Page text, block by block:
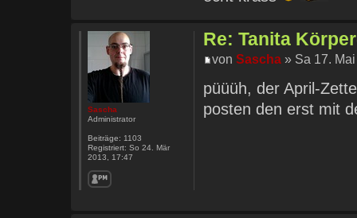
Re: Tanita
vonSascha » Sa 17.
püüüh, der April-
posten den erst mit
Sascha
Administrator
Beiträge: 1103
Registriert: So 24. Mär
2013, 17:47